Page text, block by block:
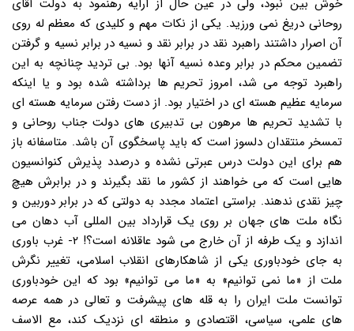
خوش بین نبود، ولی در عین حال از ارایه رهنمود به دولت آقای
روحانی دریغ نمی ورزید. یکی از نکات مهم و کلیدی که معظم له روی
آن اصرار داشتند راهبرد نقد در برابر نقد و نسیه در برابر نسیه و گرفتن
تضمین محکم در برابر وعده نسیه آنها بود. بی تردید چنانچه به این
راهبرد توجه می شد، امروز تحریم ها برداشته شده بود و یا اینکه
سرمایه عظیم هسته ای در اختیار بود. از دست رفتن سرمایه هسته ای
با تشدید تحریم ها مرهون بی تدبیری های دولت جناب روحانی و
تمسخر منتقدان دلسوز است که باید پاسخگوی آن باشد. متاسفانه باز
هم برای این دولت درس عبرتی نشده و درصدد پذیرش کنوانسیون
هایی است که می خواهند از کشور ما نقد بگیرند و در برابرش هیچ
چیز نقدی ندهند. براستی اعتماد مجدد به دولتی که در برابر دوربین و
نگاه ملت های جهان بر روی یک قرارداد بین المللی آب دهان می
اندازد و یک طرفه از آن خارج می شود عاقلانه است؟! ۲- غرب باوری
به جای خودباوری یکی از شاهکارهای انقلاب اسلامی، تغییر نگرش
ملت از «ما نمی توانیم» به «ما می توانیم» بود که این خودباوری
توانست ملت ایران را به قله های پیشرفت و تعالی در همه عرصه
های علمی، سیاسی، اقتصادی و منطقه ای نزدیک کند، مع الاسف